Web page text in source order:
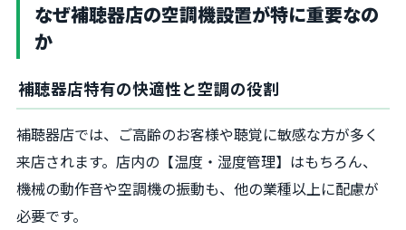
なぜ補聴器店の空調機設置が特に重要なの
か
補聴器店特有の快適性と空調の役割
補聴器店では、ご高齢のお客様や聴覚に敏感な方が多く
来店されます。店内の【温度・湿度管理】はもちろん、
機械の動作音や空調機の振動も、他の業種以上に配慮が
必要です。